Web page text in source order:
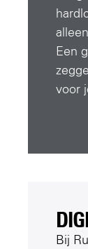
Een
voor
Bij